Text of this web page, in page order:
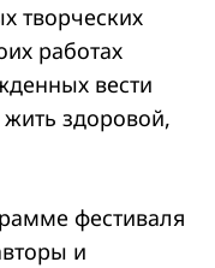
творческих
работах
вести
здоровой,
фестиваля
и